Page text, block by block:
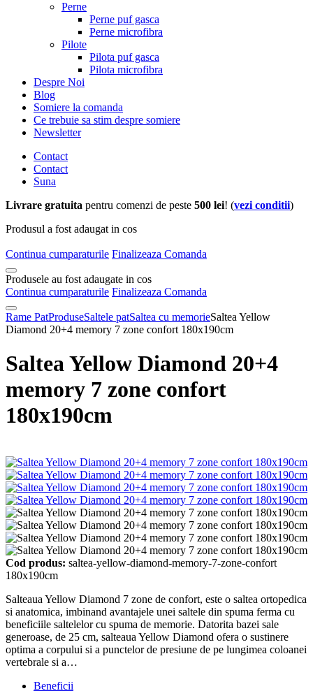
Perne
Perne puf gasca
Perne microfibra
Pilote
Pilota puf gasca
Pilota microfibra
Despre Noi
Blog
Somiere la comanda
Ce trebuie sa stim despre somiere
Newsletter
Contact
Contact
Suna
Livrare gratuita pentru comenzi de peste 500 lei! (vezi conditii)
Produsul a fost adaugat in cos
Continua cumparaturile Finalizeaza Comanda
Produsele au fost adaugate in cos
Continua cumparaturile Finalizeaza Comanda
Rame PatProduseSaltele patSaltea cu memorieSaltea Yellow
Diamond 20+4 memory 7 zone confort 180x190cm
Saltea Yellow Diamond 20+4
memory 7 zone confort
180x190cm
Cod produs: saltea-yellow-diamond-memory-7-zone-confort
180x190cm
Salteaua Yellow Diamond 7 zone de confort, este o saltea ortopedica
si anatomica, imbinand avantajele unei saltele din spuma ferma cu
beneficiile saltelelor cu spuma de memorie. Datorita bazei sale
generoase, de 25 cm, salteaua Yellow Diamond ofera o sustinere
optima a corpului si a punctelor de presiune de pe lungimea coloanei
vertebrale si a…
Beneficii